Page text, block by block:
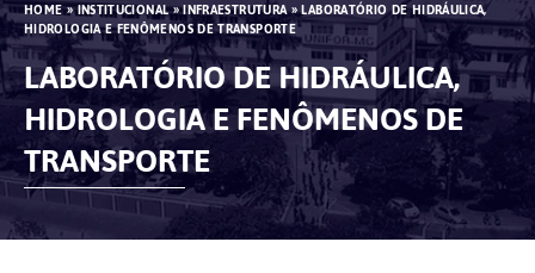
HOME»INSTITUCIONAL»INFRAESTRUTURA»LABORATÓRIO DE HIDRÁULICA,
HIDROLOGIA E FENÔMENOS DE TRANSPORTE
LABORATÓRIO DE HIDRÁULICA,
HIDROLOGIA E FENÔMENOS DE
TRANSPORTE